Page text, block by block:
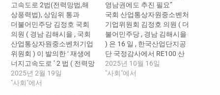
고속도로 2법(전력망법,해
상풍력법), 상임위 통과
더불어민주당 김정호 국회
의원 ( 경남 김해시을 , 국회
산업통상자원중소벤처기업
위원회 ) 이 발의한 ‘ 재생에
너지고속도로 ’ 2 법 ( 전력망
특별법 , 해상풍력특별법 )
이 2 월 19 일 오전 국회 산업
2025년 2월 19일
"사회"에서
영남권에도 추진 필요”
국회 산업통상자원중소벤처
기업위원회 김정호 의원 ( 더
불어민주당 , 경남 김해시을
) 은 16 일 , 한국산업단지공
단 국정감사에서 RE100 산
업단지 조성에 핵심적인 에
너지원인 태양광 사업 추진
2025년 10월 16일
"사회"에서